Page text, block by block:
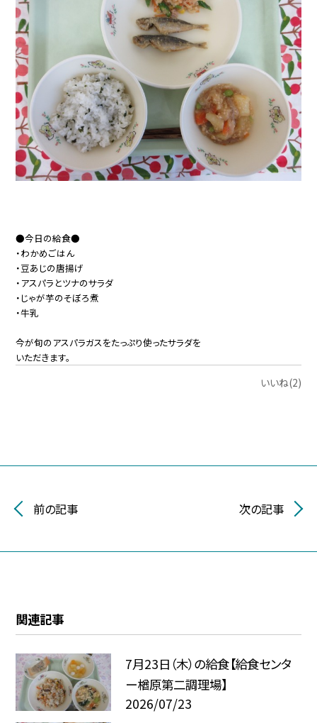
●今日の給食●
・わかめごはん
・豆あじの唐揚げ
・アスパラとツナのサラダ
・じゃが芋のそぼろ煮
・牛乳
今が旬のアスパラガスをたっぷり使ったサラダを
いただきます。
いいね(2)
前の記事 次の記事
関連記事
7月23日（木）の給食【給食センタ
ー楢原第二調理場】
2026/07/23